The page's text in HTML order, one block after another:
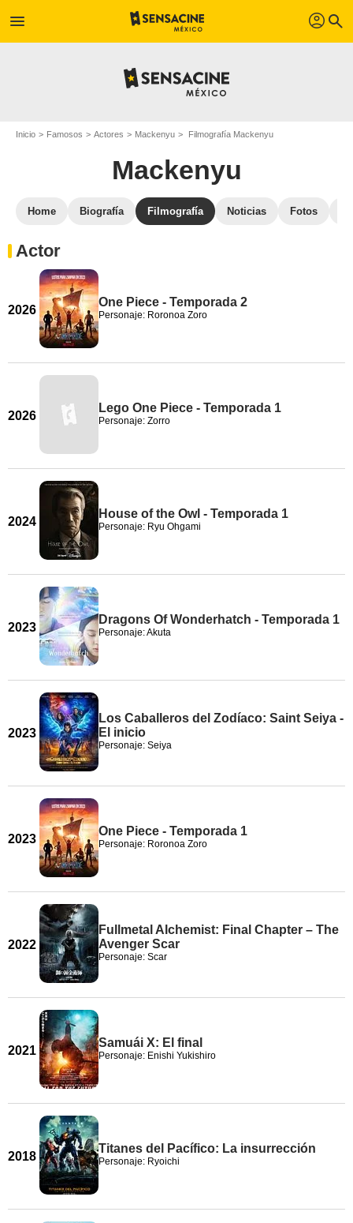
menu profil search
Inicio Famosos Actores Mackenyu Filmografía Mackenyu
Mackenyu
Home Biografía Filmografía Noticias Fotos
Actor
2026
One Piece - Temporada 2
Personaje: Roronoa Zoro
2026
Lego One Piece - Temporada 1
Personaje: Zorro
2024
House of the Owl - Temporada 1
Personaje: Ryu Ohgami
2023
Dragons Of Wonderhatch - Temporada 1
Personaje: Akuta
2023
Los Caballeros del Zodíaco: Saint Seiya -
El inicio
Personaje: Seiya
2023
One Piece - Temporada 1
Personaje: Roronoa Zoro
2022
Fullmetal Alchemist: Final Chapter – The
Avenger Scar
Personaje: Scar
2021
Samuái X: El final
Personaje: Enishi Yukishiro
2018
Titanes del Pacífico: La insurrección
Personaje: Ryoichi